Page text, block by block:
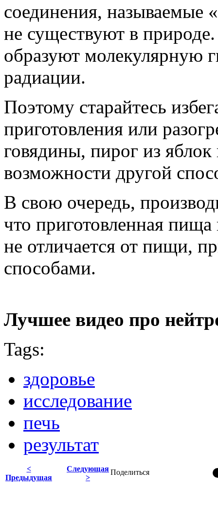
соединения, называемые
не существуют в природе.
образуют молекулярную
радиации.
Поэтому старайтесь
приготовления или
говядины, пирог из
возможности другой
В свою очередь,
что приготовленная
не отличается от пищи,
способами.
Лучшее видео про
Tags:
здоровье
исследование
печь
результат
Поделиться
<
Предыдущая
Следующая
>